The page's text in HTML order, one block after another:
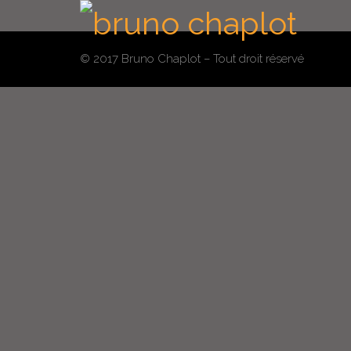
© 2017 Bruno Chaplot – Tout droit réservé